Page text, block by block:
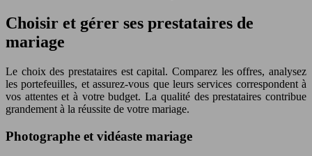
Choisir et gérer ses prestataires de
mariage
Le choix des prestataires est capital. Comparez les offres, analysez
les portefeuilles, et assurez-vous que leurs services correspondent à
vos attentes et à votre budget. La qualité des prestataires contribue
grandement à la réussite de votre mariage.
Photographe et vidéaste mariage